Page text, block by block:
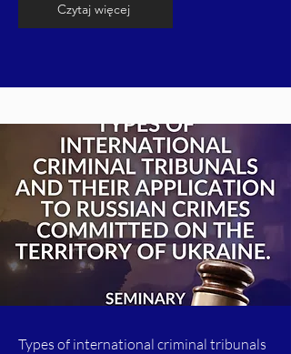
Czytaj więcej
Types of international criminal tribunals